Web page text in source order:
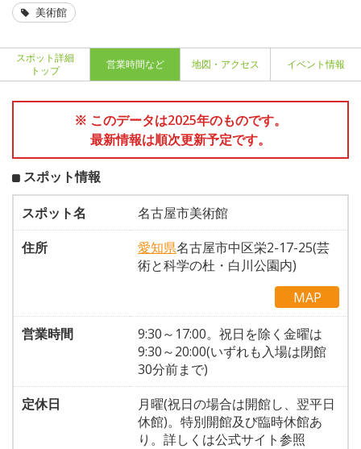
美術館
スポット詳細
トップ
営業時間など 地図・アクセス イベント情報
※ このデータは2025年のものです。
最新情報は順次更新予定です。
スポット情報
スポット名
名古屋市美術館
住所
愛知県名古屋市中区栄2-17-25(芸
術と科学の杜・白川公園内)
MAP
営業時間
9:30～17:00。祝日を除く金曜は
9:30～20:00(いずれも入場は閉館
30分前まで)
定休日
月曜(祝日の場合は開館し、翌平日
休館)。特別開館及び臨時休館あ
り。詳しくは公式サイト参照